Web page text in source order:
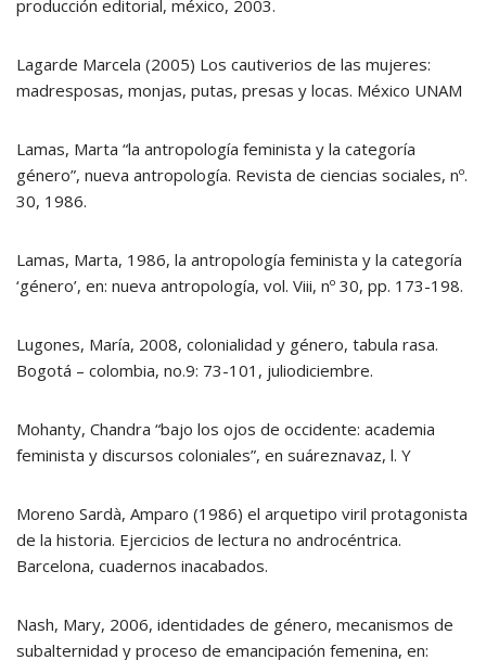
producción editorial, méxico, 2003.
Lagarde Marcela (2005) Los cautiverios de las mujeres:
madresposas, monjas, putas, presas y locas. México UNAM
Lamas, Marta “la antropología feminista y la categoría
género”, nueva antropología. Revista de ciencias sociales, nº.
30, 1986.
Lamas, Marta, 1986, la antropología feminista y la categoría
‘género’, en: nueva antropología, vol. Viii, nº 30, pp. 173-198.
Lugones, María, 2008, colonialidad y género, tabula rasa.
Bogotá – colombia, no.9: 73-101, juliodiciembre.
Mohanty, Chandra “bajo los ojos de occidente: academia
feminista y discursos coloniales”, en suáreznavaz, l. Y
Moreno Sardà, Amparo (1986) el arquetipo viril protagonista
de la historia. Ejercicios de lectura no androcéntrica.
Barcelona, cuadernos inacabados.
Nash, Mary, 2006, identidades de género, mecanismos de
subalternidad y proceso de emancipación femenina, en: